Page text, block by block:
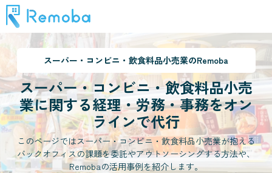
スーパー・コンビニ・飲食料品小売業のRemoba
スーパー・コンビニ・飲食料品小売
業に関する経理・労務・事務をオン
ラインで代行
このページではスーパー・コンビニ・飲食料品小売業が抱える
バックオフィスの課題を委託やアウトソーシングする方法や、
Remobaの活用事例を紹介します。